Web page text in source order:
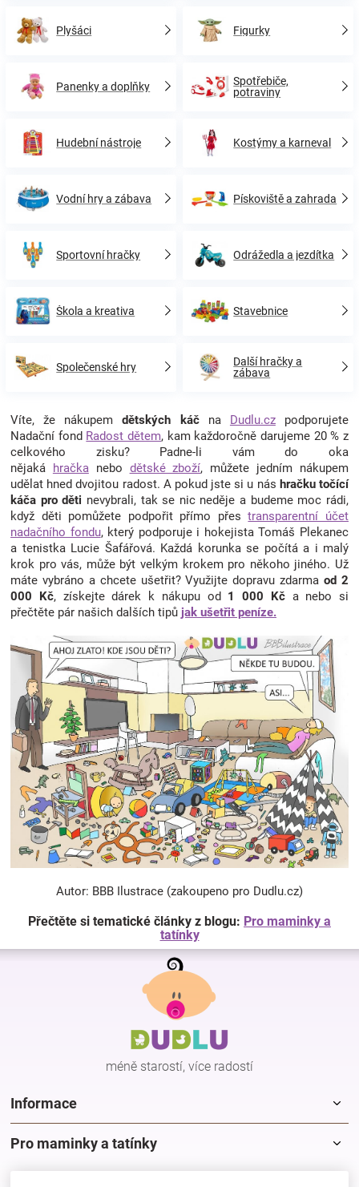
Plyšáci Figurky
Panenky a doplňky
Spotřebiče,
potraviny
Hudební nástroje Kostýmy a karneval
Vodní hry a zábava Pískoviště a zahrada
Sportovní hračky Odrážedla a jezdítka
Škola a kreativa Stavebnice
Společenské hry
Další hračky a
zábava
Víte, že nákupemdětských káč na Dudlu.czpodporujete
Nadační fond Radost dětem, kam každoročně darujeme 20 % z
celkového zisku? Padne-li vám do oka
nějaká hračka nebo dětské zboží, můžete jedním nákupem
udělat hned dvojitou radost. A pokud jste si u nás hračku točící
káča pro děti nevybrali, tak se nic neděje a budeme moc rádi,
když děti pomůžete podpořit přímo přestransparentní účet
nadačního fondu, který podporuje i hokejista Tomáš Plekanec
a tenistka Lucie Šafářová. Každá korunka se počítá a i malý
krok pro vás, může být velkým krokem pro někoho jiného. Už
máte vybráno a chcete ušetřit? Využijte dopravu zdarmaod 2
000 Kč, získejte dárek k nákupu od 1 000 Kča nebo si
přečtěte pár našich dalších tipů jak ušetřit peníze.
Autor: BBB Ilustrace (zakoupeno pro Dudlu.cz)
Přečtěte si tematické články z blogu: Pro maminky a
tatínky
Z
méně starostí, více radostí
Informace
Pro maminky a tatínky